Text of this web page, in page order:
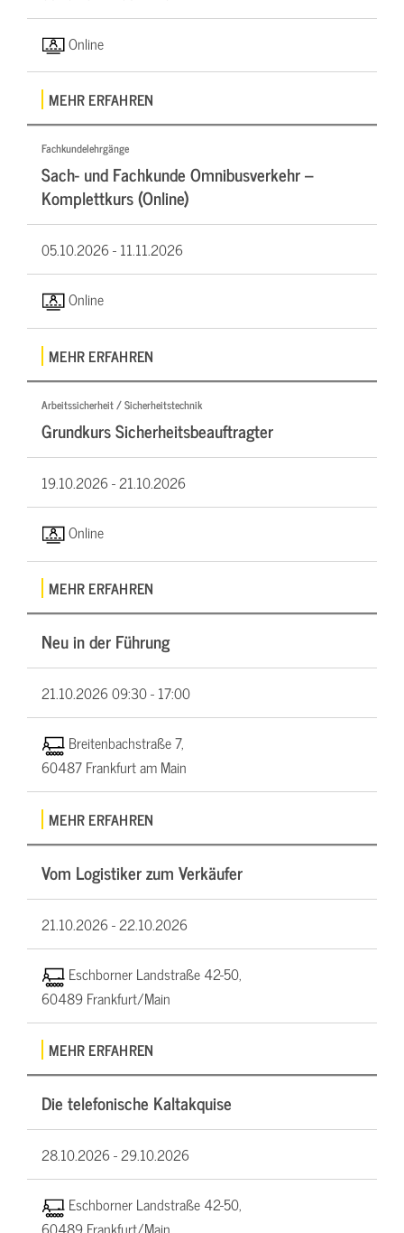
Online
MEHR ERFAHREN
Fachkundelehrgänge
Sach- und Fachkunde Omnibusverkehr –
Komplettkurs (Online)
05.10.2026 -11.11.2026
Online
MEHR ERFAHREN
Arbeitssicherheit / Sicherheitstechnik
Grundkurs Sicherheitsbeauftragter
19.10.2026 -21.10.2026
Online
MEHR ERFAHREN
Neu in der Führung
21.10.202609:30 - 17:00
Breitenbachstraße 7,
60487 Frankfurt am Main
MEHR ERFAHREN
Vom Logistiker zum Verkäufer
21.10.2026 -22.10.2026
Eschborner Landstraße 42-50,
60489 Frankfurt/Main
MEHR ERFAHREN
Die telefonische Kaltakquise
28.10.2026 -29.10.2026
Eschborner Landstraße 42-50,